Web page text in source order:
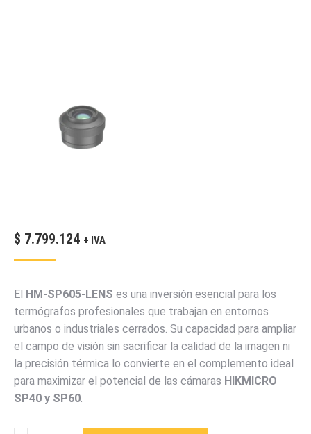
$ 7.799.124 + IVA
El HM-SP605-LENS es una inversión esencial para los
termógrafos profesionales que trabajan en entornos
urbanos o industriales cerrados. Su capacidad para ampliar
el campo de visión sin sacrificar la calidad de la imagen ni
la precisión térmica lo convierte en el complemento ideal
para maximizar el potencial de las cámaras HIKMICRO
SP40 y SP60.